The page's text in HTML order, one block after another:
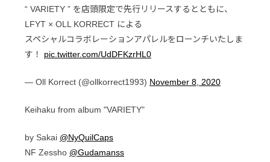
“ VARIETY ” を店頭限定で先行リリースするとともに、
LFYT × OLL KORRECT による
スペシャルコラボレーションアパレルをローンチいたしま
す！ pic.twitter.com/UdDFKzrHL0
— Oll Korrect (@ollkorrect1993) November 8, 2020
Keihaku from album "VARIETY"
by Sakai @NyQuilCaps
NF Zessho @Gudamanss